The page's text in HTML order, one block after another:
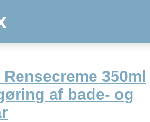
Rensecreme 350ml
af bade- og